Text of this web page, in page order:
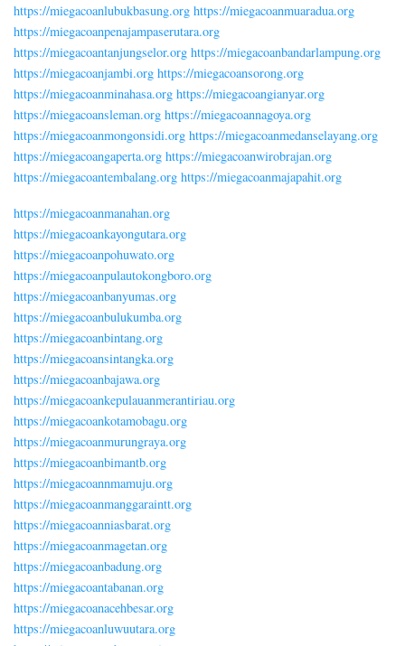
https://miegacoanlubukbasung.org https://miegacoanmuaradua.org
https://miegacoanpenajampaserutara.org
https://miegacoantanjungselor.org https://miegacoanbandarlampung.org
https://miegacoanjambi.org https://miegacoansorong.org
https://miegacoanminahasa.org https://miegacoangianyar.org
https://miegacoansleman.org https://miegacoannagoya.org
https://miegacoanmongonsidi.org https://miegacoanmedanselayang.org
https://miegacoangaperta.org https://miegacoanwirobrajan.org
https://miegacoantembalang.org https://miegacoanmajapahit.org
https://miegacoanmanahan.org
https://miegacoankayongutara.org
https://miegacoanpohuwato.org
https://miegacoanpulautokongboro.org
https://miegacoanbanyumas.org
https://miegacoanbulukumba.org
https://miegacoanbintang.org
https://miegacoansintangka.org
https://miegacoanbajawa.org
https://miegacoankepulauanmerantiriau.org
https://miegacoankotamobagu.org
https://miegacoanmurungraya.org
https://miegacoanbimantb.org
https://miegacoannmamuju.org
https://miegacoanmanggaraintt.org
https://miegacoanniasbarat.org
https://miegacoanmagetan.org
https://miegacoanbadung.org
https://miegacoantabanan.org
https://miegacoanacehbesar.org
https://miegacoanluwuutara.org